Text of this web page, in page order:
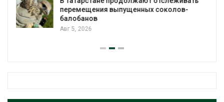
Ливни и наводнения на юге Индии
привели к гибели 14 человек